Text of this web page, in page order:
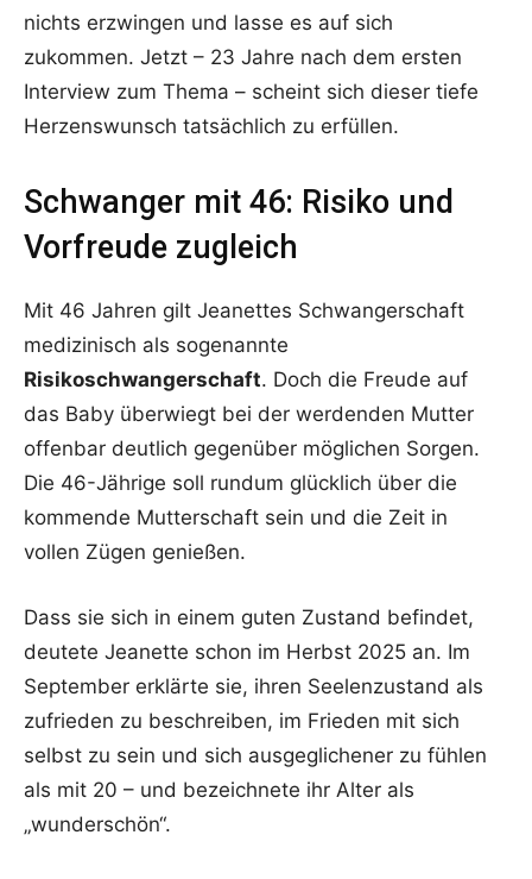
nichts erzwingen und lasse es auf sich
zukommen. Jetzt – 23 Jahre nach dem ersten
Interview zum Thema – scheint sich dieser tiefe
Herzenswunsch tatsächlich zu erfüllen.
Schwanger mit 46: Risiko und
Vorfreude zugleich
Mit 46 Jahren gilt Jeanettes Schwangerschaft
medizinisch als sogenannte
Risikoschwangerschaft. Doch die Freude auf
das Baby überwiegt bei der werdenden Mutter
offenbar deutlich gegenüber möglichen Sorgen.
Die 46-Jährige soll rundum glücklich über die
kommende Mutterschaft sein und die Zeit in
vollen Zügen genießen.
Dass sie sich in einem guten Zustand befindet,
deutete Jeanette schon im Herbst 2025 an. Im
September erklärte sie, ihren Seelenzustand als
zufrieden zu beschreiben, im Frieden mit sich
selbst zu sein und sich ausgeglichener zu fühlen
als mit 20 – und bezeichnete ihr Alter als
„wunderschön“.